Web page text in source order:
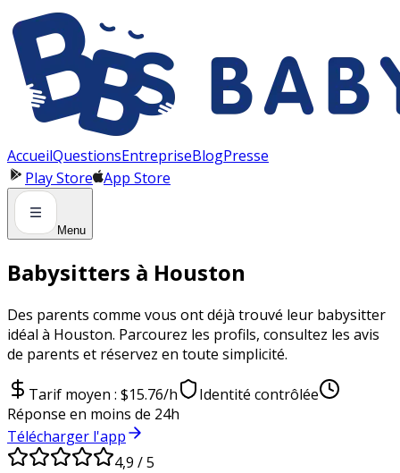
AccueilQuestionsEntrepriseBlogPresse
Play Store App Store
Menu
Babysitters à Houston
Des parents comme vous ont déjà trouvé leur babysitter
idéal à Houston. Parcourez les profils, consultez les avis
de parents et réservez en toute simplicité.
Tarif moyen : $15.76/h
Identité contrôlée
Réponse en moins de 24h
Télécharger l'app
4,9 / 5
Panneau de gestion des cookies